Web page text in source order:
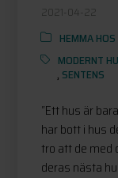
2021-04-22
HEMMA HOS
MODERNT
, SENTENS
“Ett hus är
har bott i hus
tro att de med
deras nästa